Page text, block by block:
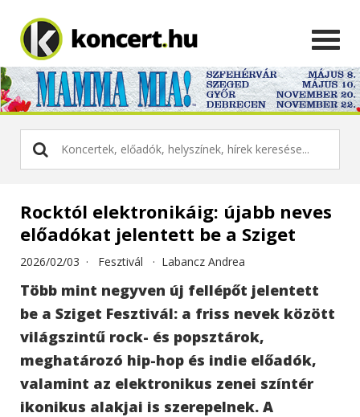
Rocktól elektronikáig: újabb neves
előadókat jelentett be a Sziget
2026/02/03 · Fesztivál · Labancz Andrea
Több mint negyven új fellépőt jelentett
be a Sziget Fesztivál: a friss nevek között
világszintű rock- és popsztárok,
meghatározó hip-hop és indie előadók,
valamint az elektronikus zenei színtér
ikonikus alakjai is szerepelnek. A